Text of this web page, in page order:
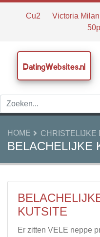
Cu2 Victoria Milan
DatingWebsites.nl
HOME CHRISTELIJKE
BELACHELIJKE
KUTSITE
Er zitten VELE neppe